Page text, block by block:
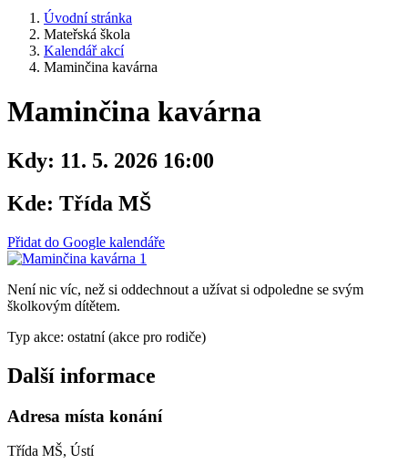
Úvodní stránka
Mateřská škola
Kalendář akcí
Maminčina kavárna
Maminčina kavárna
Kdy: 11. 5. 2026 16:00
Kde: Třída MŠ
Přidat do Google kalendáře
Není nic víc, než si oddechnout a užívat si odpoledne se svým
školkovým dítětem.
Typ akce: ostatní (akce pro rodiče)
Další informace
Adresa místa konání
Třída MŠ, Ústí